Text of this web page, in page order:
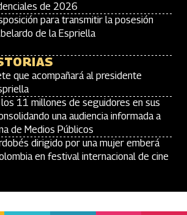
de 2026
para transmitir la posesión
de la Espriella
que acompañará al presidente
los 11 millones de seguidores en sus
una audiencia informada a
de Medios Públicos
dirigido por una mujer emberá
en festival internacional de cine